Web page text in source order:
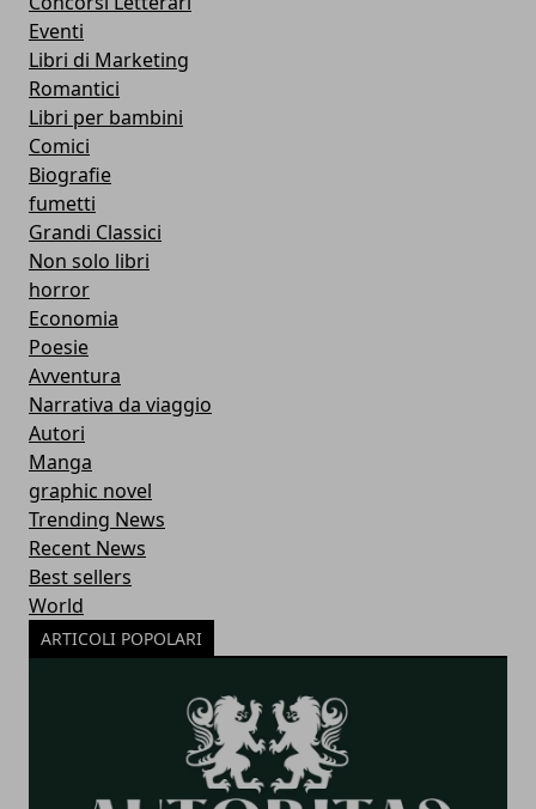
Eventi
Libri di Marketing
Romantici
Libri per bambini
Comici
Biografie
fumetti
Grandi Classici
Non solo libri
horror
Economia
Poesie
Avventura
Narrativa da viaggio
Autori
Manga
graphic novel
Trending News
Recent News
Best sellers
World
ARTICOLI POPOLARI